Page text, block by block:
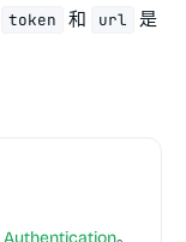
token 和 url
是